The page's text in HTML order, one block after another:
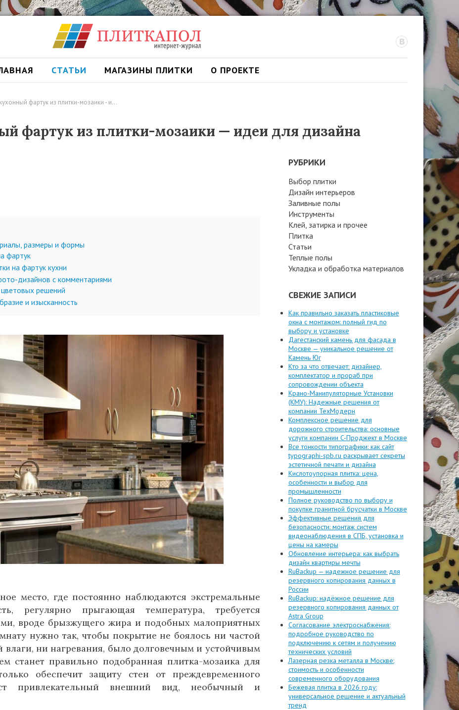
СТАТЬИ МАГАЗИНЫ ПЛИТКИ О ПРОЕКТЕ
фартук из плитки-мозаики - и…
фартук из плитки-мозаики — идеи для дизайна
размеры и формы
фартук
на фартук кухни
дизайнов с комментариями
решений
и изысканность
место, где постоянно наблюдаются экстремальные
регулярно прыгающая температура, требуется
вроде брызжущего жира и подобных малоприятных
нужно так, чтобы покрытие не боялось ни частой
влаги, ни нагревания, было долговечным и устойчивым
станет правильно подобранная плитка-мозаика для
обеспечит защиту стен от преждевременного
привлекательный внешний вид, необычный и
РУБРИКИ
Выбор плитки
Дизайн интерьеров
Заливные полы
Инструменты
Клей, затирка и прочее
Плитка
Статьи
Теплые полы
Укладка и обработка материалов
СВЕЖИЕ ЗАПИСИ
Как правильно заказать пластиковые
окна с монтажом: полный гид по
выбору и установке
Дагестанский камень для фасада в
Москве — уникальное решение от
Камень Юг
Кто за что отвечает: дизайнер,
комплектатор и прораб при
сопровождении объекта
Крано-Манипуляторные Установки
(КМУ): Надежные решения от
компании ТехМодерн
Комплексное решение для
дорожного строительства: основные
услуги компании C-Проджект в Москве
Все тонкости типографики: как сайт
typographi-spb.ru раскрывает секреты
эстетичной печати и дизайна
Кислотоупорная плитка: цена,
особенности и выбор для
промышленности
Полное руководство по выбору и
покупке гранитной брусчатки в Москве
Эффективные решения для
безопасности: монтаж систем
видеонаблюдения в СПБ, установка и
цены на камеры
Обновление интерьера: как выбрать
дизайн квартиры мечты
RuBackup — надежное решение для
резервного копирования данных в
России
RuBackup: надёжное решение для
резервного копирования данных от
Astra Group
Согласование электроснабжения:
подробное руководство по
подключению к сетям и получению
технических условий
Лазерная резка металла в Москве:
стоимость и особенности
современного оборудования
Бежевая плитка в 2026 году:
универсальное решение и актуальный
тренд